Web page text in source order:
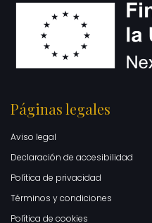
Páginas legales
Aviso legal
Declaración de accesibilidad
Política de privacidad
Términos y condiciones
Política de cookies